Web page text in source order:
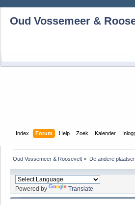
Oud Vossemeer &
Index Forum Help Zoek Kalender
Oud Vossemeer & Roosevelt » De andere
Powered by Translate